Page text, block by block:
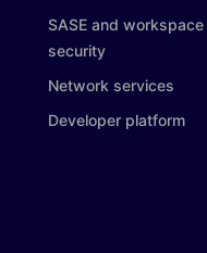
SASE and workspace
security
Network services
Developer platform